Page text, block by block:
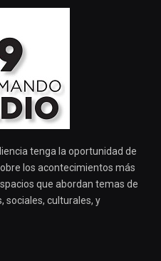
tenga la oportunidad de
los acontecimientos más
que abordan temas de
sociales, culturales, y